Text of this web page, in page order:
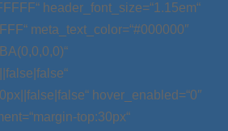
header_font_size=“1.15em“
meta_text_color=“#000000″
hover_enabled=“0″
top:30px“